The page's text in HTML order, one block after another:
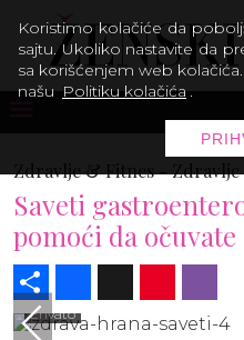
Zdravlje & Fitnes -Zdravlje
Saveti
pomoći da
Envato
Koristimo kolačiće da
sajtu. Ukoliko nastavite da
sa korišćenjem web
našu Politiku kolačića .